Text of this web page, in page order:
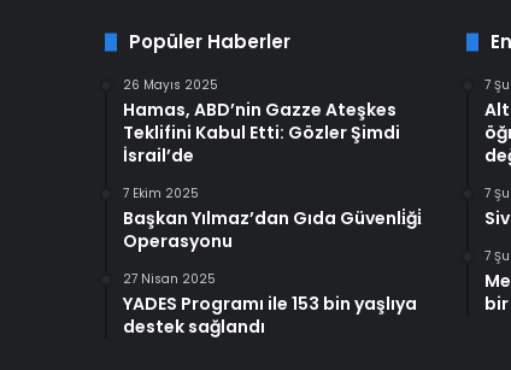
Popüler Haberler
26 Mayıs 2025
Hamas, ABD’nin Gazze Ateşkes
Teklifini Kabul Etti: Gözler Şimdi
İsrail’de
7 Ekim 2025
Başkan Yılmaz’dan Gıda Güvenli̇ği̇
Operasyonu
27 Nisan 2025
YADES Programı ile 153 bin yaşlıya
destek sağlandı
7
7
7